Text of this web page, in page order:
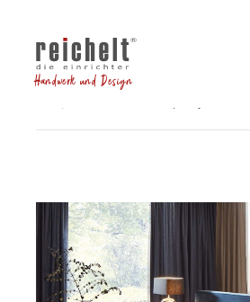
Handwerk und Design